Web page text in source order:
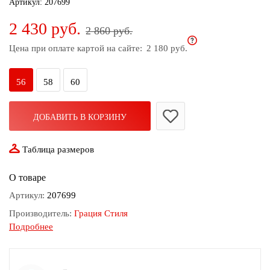
Белье
и
Одежда
Артикул: 207699
2 430 руб. 2 860 руб.
Цена при оплате картой на сайте: 2 180 руб.
56 58 60
ДОБАВИТЬ В КОРЗИНУ
Таблица размеров
О товаре
Артикул: 207699
Производитель: Грация Стиля
Состав:70% полиэстер 25% вискоза 5% лайкра
Подробнее